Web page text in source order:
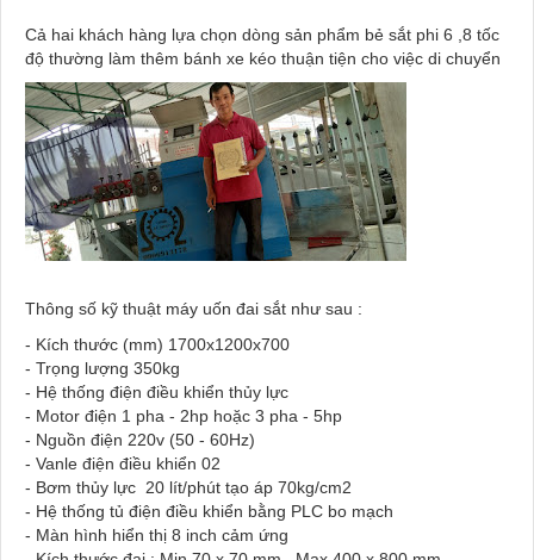
Cả hai khách hàng lựa chọn dòng sản phẩm bẻ sắt phi 6 ,8 tốc
độ thường làm thêm bánh xe kéo thuận tiện cho việc di chuyển
Thông số kỹ thuật máy uốn đai sắt như sau :
- Kích thước (mm) 1700x1200x700
- Trọng lượng 350kg
- Hệ thống điện điều khiển thủy lực
- Motor điện 1 pha - 2hp hoặc 3 pha - 5hp
- Nguồn điện 220v (50 - 60Hz)
- Vanle điện điều khiển 02
- Bơm thủy lực 20 lít/phút tạo áp 70kg/cm2
- Hệ thống tủ điện điều khiển bằng PLC bo mạch
- Màn hình hiển thị 8 inch cảm ứng